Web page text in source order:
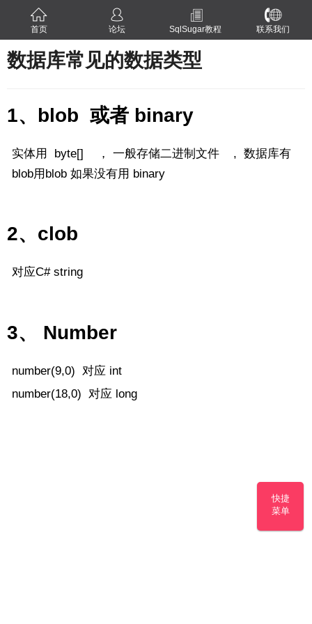
首页 论坛 SqlSugar教程 联系我们
数据库常见的数据类型
1、blob 或者 binary
实体用 byte[] ， 一般存储二进制文件 , 数据库有
blob用blob 如果没有用 binary
2、clob
对应C# string
3、 Number
number(9,0) 对应 int
number(18,0) 对应 long
快捷
菜单